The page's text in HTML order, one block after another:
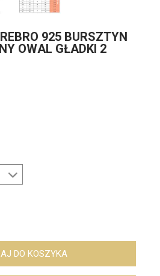
925 BURSZTYN
OWAL GŁADKI 2
DO KOSZYKA